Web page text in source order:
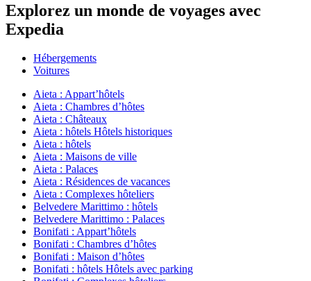
Explorez un monde de voyages avec
Expedia
Hébergements
Voitures
Aieta : Appart’hôtels
Aieta : Chambres d’hôtes
Aieta : Châteaux
Aieta : hôtels Hôtels historiques
Aieta : hôtels
Aieta : Maisons de ville
Aieta : Palaces
Aieta : Résidences de vacances
Aieta : Complexes hôteliers
Belvedere Marittimo : hôtels
Belvedere Marittimo : Palaces
Bonifati : Appart’hôtels
Bonifati : Chambres d’hôtes
Bonifati : Maison d’hôtes
Bonifati : hôtels Hôtels avec parking